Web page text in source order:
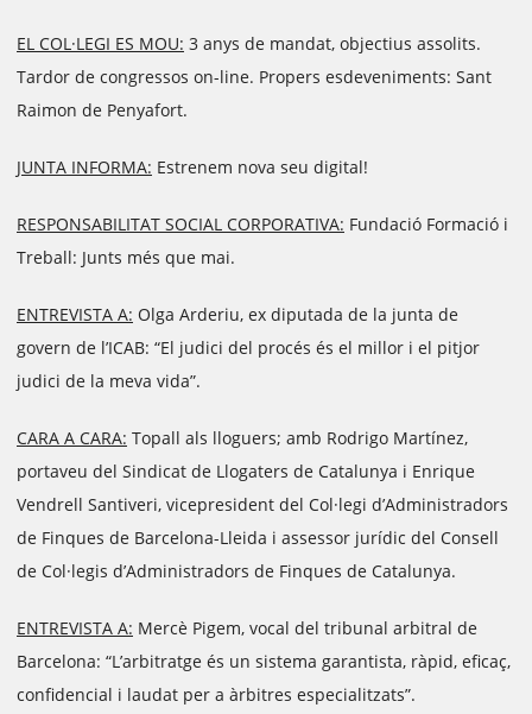
EL COL·LEGI ES MOU: 3 anys de mandat, objectius assolits.
Tardor de congressos on-line. Propers esdeveniments: Sant
Raimon de Penyafort.
JUNTA INFORMA: Estrenem nova seu digital!
RESPONSABILITAT SOCIAL CORPORATIVA: Fundació Formació i
Treball: Junts més que mai.
ENTREVISTA A: Olga Arderiu, ex diputada de la junta de
govern de l’ICAB: “El judici del procés és el millor i el pitjor
judici de la meva vida”.
CARA A CARA: Topall als lloguers; amb Rodrigo Martínez,
portaveu del Sindicat de Llogaters de Catalunya i Enrique
Vendrell Santiveri, vicepresident del Col·legi d’Administradors
de Finques de Barcelona-Lleida i assessor jurídic del Consell
de Col·legis d’Administradors de Finques de Catalunya.
ENTREVISTA A: Mercè Pigem, vocal del tribunal arbitral de
Barcelona: “L’arbitratge és un sistema garantista, ràpid, eficaç,
confidencial i laudat per a àrbitres especialitzats”.